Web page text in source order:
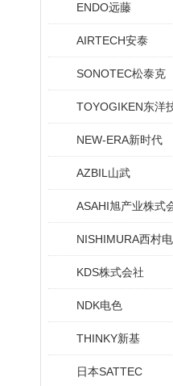
ENDO远藤
AIRTECH安泰
SONOTEC松泰克
TOYOGIKEN东洋
NEW-ERA新时代
AZBIL山武
ASAHI旭产业株式
NISHIMURA西村
KDS株式会社
NDK电色
THINKY新基
日本SATTEC